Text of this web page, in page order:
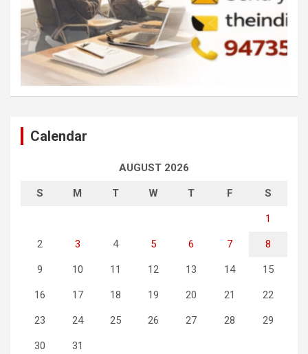
Calendar
AUGUST 2026
S M T W T F S
1
2 3 4 5 6 7 8
9 10 11 12 13 14 15
16 17 18 19 20 21 22
23 24 25 26 27 28 29
30 31